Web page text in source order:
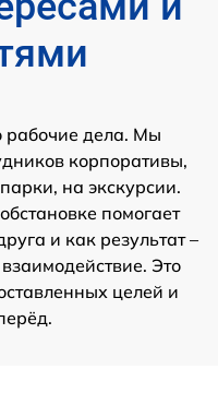
рабочие дела. Мы
корпоративы,
на экскурсии.
помогает
и как результат –
Это
целей и